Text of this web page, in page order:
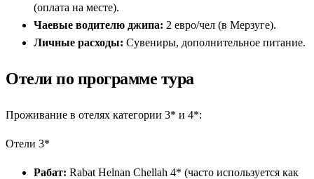
(оплата на месте).
Чаевые водителю джипа: 2 евро/чел (в Мерзуге).
Личные расходы: Сувениры, дополнительное питание.
Отели по программе тура
Проживание в отелях категории 3* и 4*:
Отели 3*
Рабат: Rabat Helnan Chellah 4* (часто используется как